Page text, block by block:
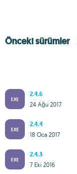
Önceki sürümler
EXE
2.4.6
24 Ağu 2017
EXE
2.4.4
18 Oca 2017
EXE
2.4.3
7 Eki 2016